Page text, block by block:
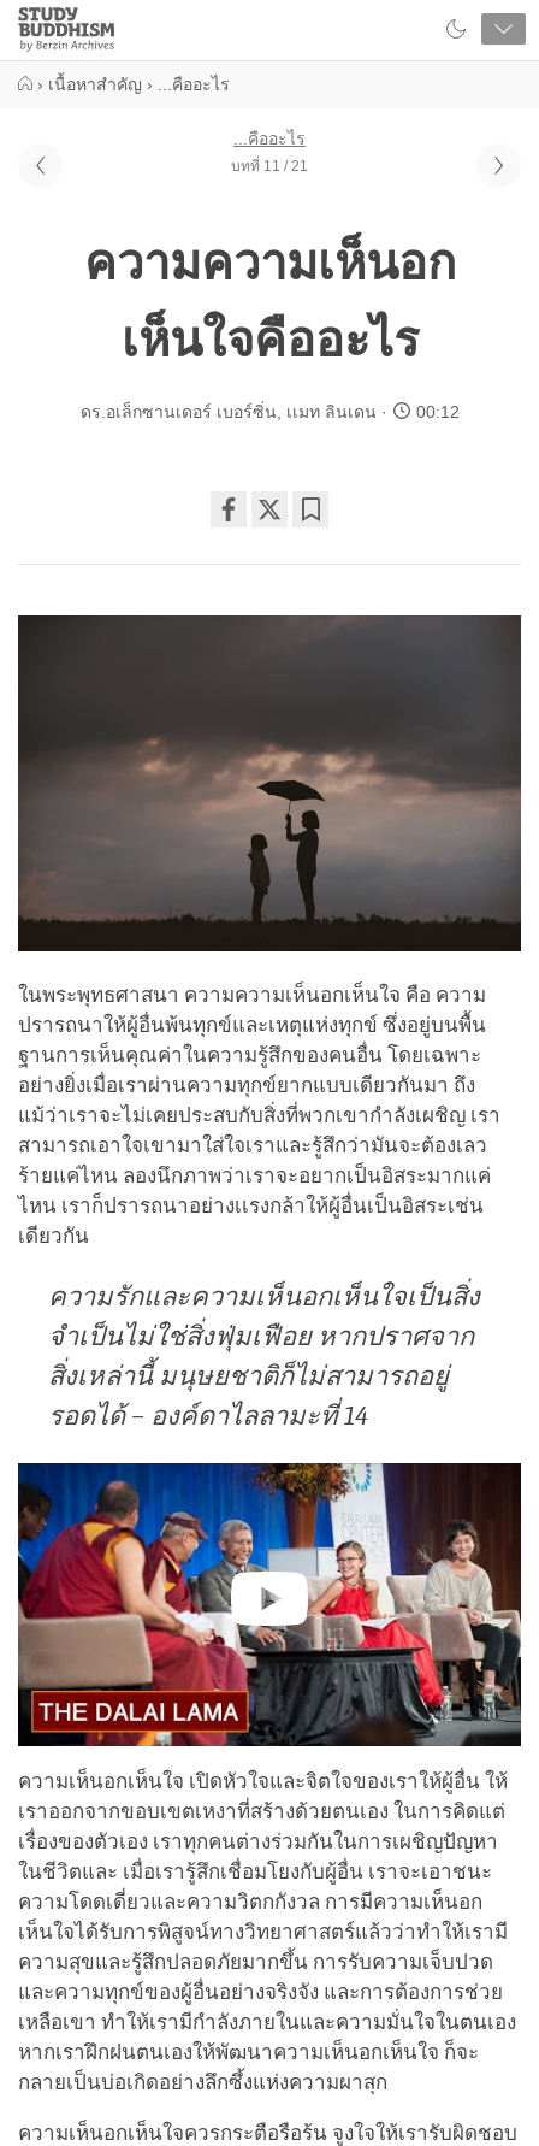
Close
Study
Buddhism
Home
› เนื้อหาสำคัญ › ...คืออะไร
...คืออะไร
บทที่ 11 / 21
ความความเห็นอก
เห็นใจคืออะไร
ดร.อเล็กซานเดอร์ เบอร์ซิ่น เเมท ลินเดน 00:12
on
ในพระพุทธศาสนา ความความเห็นอกเห็นใจ คือ ความ
ปรารถนาให้ผู้อื่นพ้นทุกข์และเหตุแห่งทุกข์ ซึ่งอยู่บนพื้น
ฐานการเห็นคุณค่าในความรู้สึกของคนอื่น โดยเฉพาะ
อย่างยิ่งเมื่อเราผ่านความทุกข์ยากแบบเดียวกันมา ถึง
แม้ว่าเราจะไม่เคยประสบกับสิ่งที่พวกเขากำลังเผชิญ เรา
สามารถเอาใจเขามาใส่ใจเราและรู้สึกว่ามันจะต้องเลว
ร้ายแค่ไหน ลองนึกภาพว่าเราจะอยากเป็นอิสระมากแค่
ไหน เราก็ปรารถนาอย่างเเรงกล้าให้ผู้อื่นเป็นอิสระเช่น
เดียวกัน
ความรักและความเห็นอกเห็นใจเป็นสิ่ง
จำเป็นไม่ใช่สิ่งฟุ่มเฟือย หากปราศจาก
สิ่งเหล่านี้ มนุษยชาติก็ไม่สามารถอยู่
รอดได้ – องค์ดาไลลามะที่ 14
ความเห็นอกเห็นใจ เปิดหัวใจและจิตใจของเราให้ผู้อื่น ให้
เราออกจากขอบเขตเหงาที่สร้างด้วยตนเอง ในการคิดแต่
เรื่องของตัวเอง เราทุกคนต่างร่วมกันในการเผชิญปัญหา
ในชีวิตและ เมื่อเรารู้สึกเชื่อมโยงกับผู้อื่น เราจะเอาชนะ
ความโดดเดี่ยวและความวิตกกังวล การมีความเห็นอก
เห็นใจได้รับการพิสูจน์ทางวิทยาศาสตร์แล้วว่าทำให้เรามี
ความสุขและรู้สึกปลอดภัยมากขึ้น การรับความเจ็บปวด
และความทุกข์ของผู้อื่นอย่างจริงจัง และการต้องการช่วย
เหลือเขา ทำให้เรามีกำลังภายในและความมั่นใจในตนเอง
หากเราฝึกฝนตนเองให้พัฒนาความเห็นอกเห็นใจ ก็จะ
กลายเป็นบ่อเกิดอย่างลึกซึ้งแห่งความผาสุก
ความเห็นอกเห็นใจควรกระตือรือร้น จูงใจให้เรารับผิดชอบ